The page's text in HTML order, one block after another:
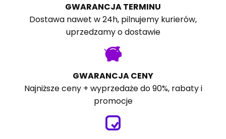
GWARANCJA TERMINU
Dostawa nawet w 24h, pilnujemy kurierów,
uprzedzamy o dostawie
GWARANCJA CENY
Najniższe ceny + wyprzedaże do 90%, rabaty i
promocje